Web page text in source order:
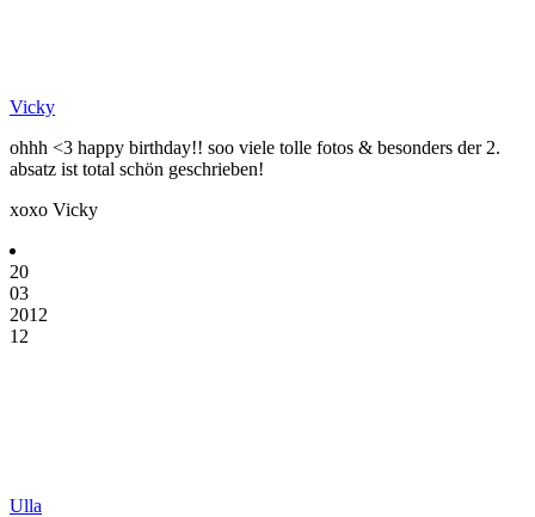
Vicky
ohhh <3 happy birthday!! soo viele tolle fotos & besonders der 2.
absatz ist total schön geschrieben!
xoxo Vicky
20
03
2012
12
Ulla